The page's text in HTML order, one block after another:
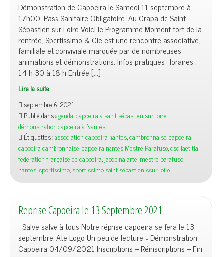
Démonstration de Capoeira le Samedi 11 septembre à
17h00. Pass Sanitaire Obligatoire. Au Crapa de Saint
Sébastien sur Loire Voici le Programme Moment fort de la
rentrée, Sportissimo & Cie est une rencontre associative,
familiale et conviviale marquée par de nombreuses
animations et démonstrations. Infos pratiques Horaires :
14 h 30 à 18 h Entrée […]
Lire la suite
septembre 6, 2021
Publié dansagenda,capoeira a saint sébastien sur loire,
démonstration capoeira à Nantes
Étiquettes :association capoeira nantes,cambronnaise,capoeira,
capoeira cambronnaise,capoeira nantes Mestre Parafuso,csc laetitia,
federation française de capoeira,jacobina arte,mestre parafuso,
nantes,sportissimo,sportissimo saint sébastien ssur loire
Reprise Capoeira le 13 Septembre 2021
Salve salve à tous Notre réprise capoeira se fera le 13
septembre. Ate Logo Un peu de lecture ↓ Démonstration
Capoeira 04/09/2021 Inscriptions – Réinscriptions – Fin